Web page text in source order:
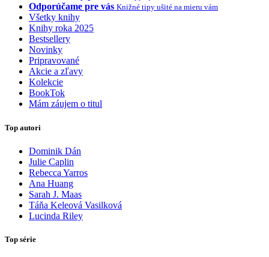
Odporúčame pre vás Knižné tipy ušité na mieru vám
Všetky knihy
Knihy roka 2025
Bestsellery
Novinky
Pripravované
Akcie a zľavy
Kolekcie
BookTok
Mám záujem o titul
Top autori
Dominik Dán
Julie Caplin
Rebecca Yarros
Ana Huang
Sarah J. Maas
Táňa Keleová Vasilková
Lucinda Riley
Top série